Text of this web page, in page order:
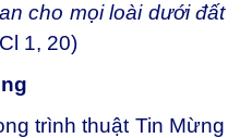
cho mọi loài dưới đất
1, 20)
trình thuật Tin Mừng